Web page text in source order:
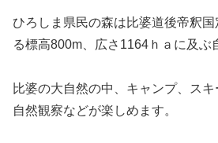
ひろしま県民の森は比婆道後帝釈
る標高800m、広さ1164ｈａに及ぶ
比婆の大自然の中、キャンプ、スキ
自然観察などが楽しめます。